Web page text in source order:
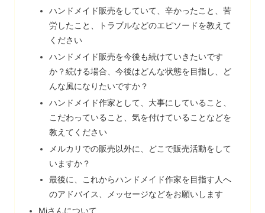
ハンドメイド販売をしていて、辛かったこと、苦
労したこと、トラブルなどのエピソードを教えて
ください
ハンドメイド販売を今後も続けていきたいです
か？続ける場合、今後はどんな状態を目指し、ど
んな風になりたいですか？
ハンドメイド作家として、大事にしていること、
こだわっていること、気を付けていることなどを
教えてください
メルカリでの販売以外に、どこで販売活動をして
いますか？
最後に、これからハンドメイド作家を目指す人へ
のアドバイス、メッセージなどをお願いします
Miさんについて